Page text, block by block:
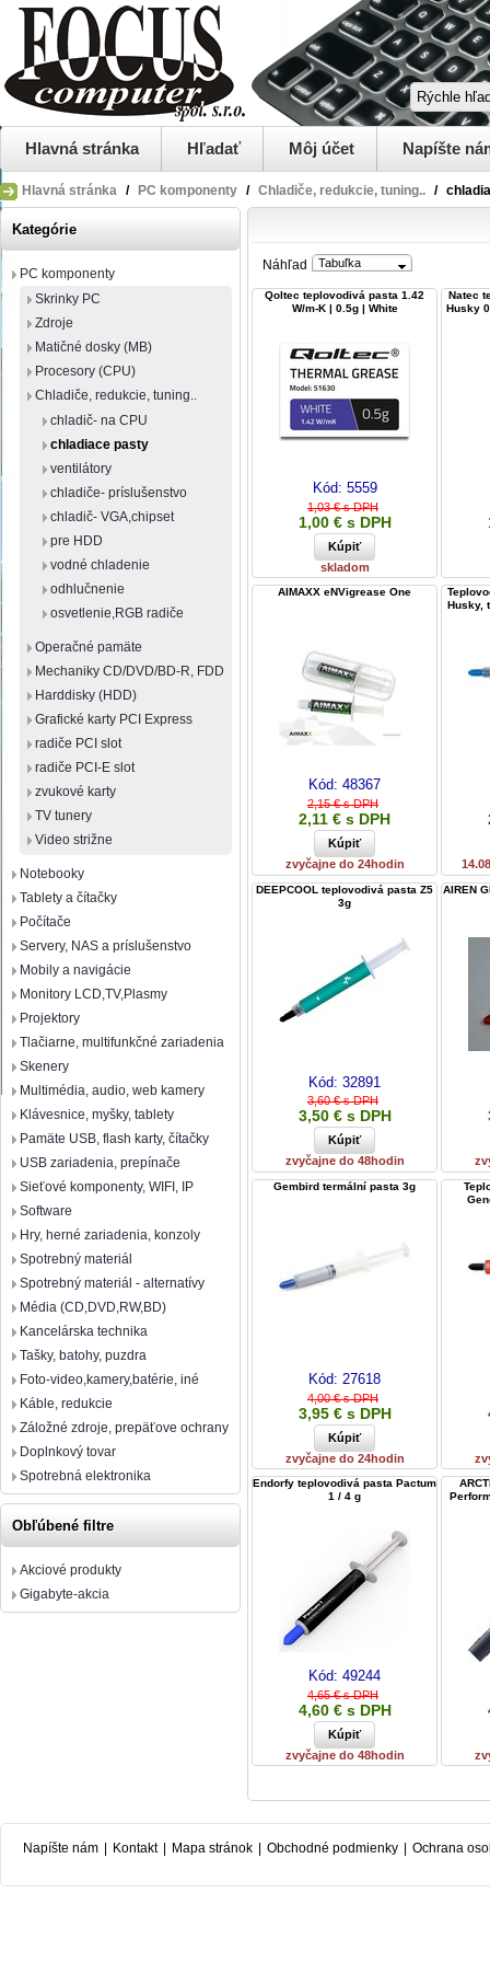
Hlavná stránka Hľadať Môj účet Napíšte
Hlavná stránka / PC komponenty / Chladiče, redukcie, tuning.. /
Kategórie
PC komponenty
Skrinky PC
Zdroje
Matičné dosky (MB)
Procesory (CPU)
Chladiče, redukcie, tuning..
chladič- na CPU
chladiace pasty
ventilátory
chladiče- príslušenstvo
chladič- VGA,chipset
pre HDD
vodné chladenie
odhlučnenie
osvetlenie,RGB radiče
Operačné pamäte
Mechaniky CD/DVD/BD-R, FDD
Harddisky (HDD)
Grafické karty PCI Express
radiče PCI slot
radiče PCI-E slot
zvukové karty
TV tunery
Video strižne
Notebooky
Tablety a čítačky
Počítače
Servery, NAS a príslušenstvo
Mobily a navigácie
Monitory LCD,TV,Plasmy
Projektory
Tlačiarne, multifunkčné zariadenia
Skenery
Multimédia, audio, web kamery
Klávesnice, myšky, tablety
Pamäte USB, flash karty, čítačky
USB zariadenia, prepínače
Sieťové komponenty, WIFI, IP
Software
Hry, herné zariadenia, konzoly
Spotrebný materiál
Spotrebný materiál - alternatívy
Média (CD,DVD,RW,BD)
Kancelárska technika
Tašky, batohy, puzdra
Foto-video,kamery,batérie, iné
Káble, redukcie
Záložné zdroje, prepäťove ochrany
Doplnkový tovar
Spotrebná elektronika
Obľúbené filtre
Akciové produkty
Gigabyte-akcia
Náhľad Tabuľka
Qoltec teplovodivá pasta 1.42
W/m-K | 0.5g | White
Kód: 5559
1,03 € s DPH
1,00 € s DPH
skladom
Natec
Husky
AIMAXX eNVigrease One
Kód: 48367
2,15 € s DPH
2,11 € s DPH
zvyčajne do 24hodin
Husky,
DEEPCOOL teplovodivá pasta Z5
3g
Kód: 32891
3,60 € s DPH
3,50 € s DPH
zvyčajne do 48hodin
AIREN
Gembird termální pasta 3g
Kód: 27618
4,00 € s DPH
3,95 € s DPH
zvyčajne do 24hodin
Endorfy teplovodivá pasta Pactum
1 / 4 g
Kód: 49244
4,65 € s DPH
4,60 € s DPH
zvyčajne do 48hodin
Napíšte nám Kontakt Mapa stránok Obchodné podmienky Ochrana